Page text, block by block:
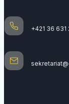
+421 36 631